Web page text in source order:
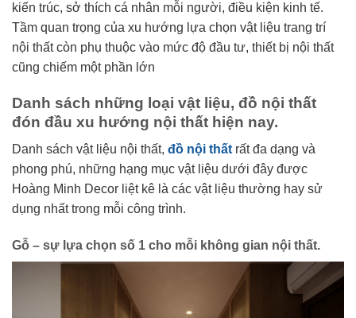
kiến trúc, sở thích cá nhân mỗi người, điều kiện kinh tế.
Tầm quan trọng của xu hướng lựa chọn vật liệu trang trí
nội thất còn phụ thuộc vào mức độ đầu tư, thiết bị nội thất
cũng chiếm một phần lớn
Danh sách những loại vật liệu, đồ nội thất
đón đầu xu hướng nội thất hiện nay.
Danh sách vật liệu nội thất, đồ nội thất rất đa dạng và
phong phú, những hạng mục vật liệu dưới đây được
Hoàng Minh Decor liệt kê là các vật liệu thường hay sử
dụng nhất trong mỗi công trình.
Gỗ – sự lựa chọn số 1 cho mỗi không gian nội thất.